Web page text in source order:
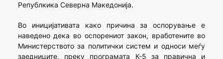
Републкика Северна Македонија.
Во иницијативата како причина за оспорување е
наведено дека во оспорениот закон, вработените во
Министерството за политички систем и односи меѓу
заедниците, преку програмата К-5 за правична и